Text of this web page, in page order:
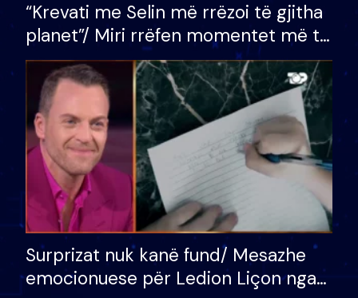
“Krevati me Selin më rrëzoi të gjitha
planet”/ Miri rrëfen momentet më të
bukura në shtëpinë e BB VIP: Do më
mungojë zilja e mëngjesit kur…
Surprizat nuk kanë fund/ Mesazhe
emocionuese për Ledion Liçon nga